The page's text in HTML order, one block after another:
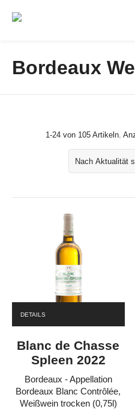
Bordeaux
1-24 von 105 Artikeln.
DETAILS
Blanc de Chasse
Spleen 2022
Bordeaux - Appellation
Bordeaux Blanc Contrôlée,
Weißwein trocken (0,75l)